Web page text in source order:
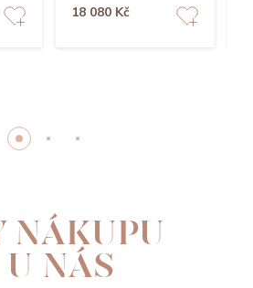
18 080 Kč
NÁKUPU
NÁS